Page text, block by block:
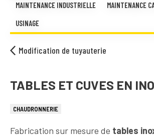
MAINTENANCE INDUSTRIELLE
MAINTENANCE
USINAGE
Modification de tuyauterie
TABLES ET CUVES EN
CHAUDRONNERIE
Fabrication sur mesure de tables